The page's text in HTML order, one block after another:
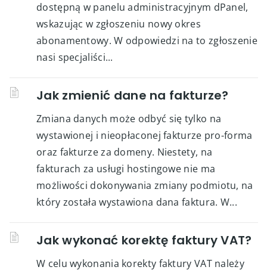
dostępną w panelu administracyjnym dPanel,
wskazując w zgłoszeniu nowy okres
abonamentowy. W odpowiedzi na to zgłoszenie
nasi specjaliści...
Jak zmienić dane na fakturze?
Zmiana danych może odbyć się tylko na
wystawionej i nieopłaconej fakturze pro-forma
oraz fakturze za domeny. Niestety, na
fakturach za usługi hostingowe nie ma
możliwości dokonywania zmiany podmiotu, na
który została wystawiona dana faktura. W...
Jak wykonać korektę faktury VAT?
W celu wykonania korekty faktury VAT należy